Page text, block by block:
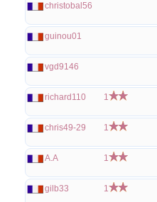
christobal56
guinou01
vgd9146
richard110 1
chris49-29 1
A.A 1
gilb33 1